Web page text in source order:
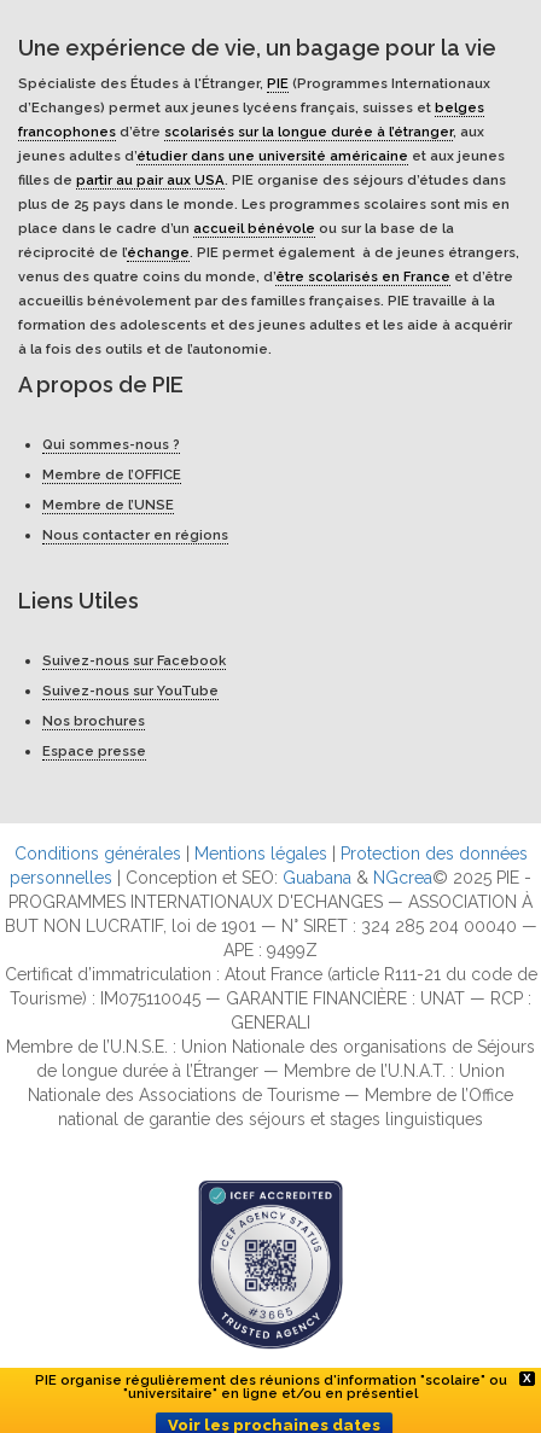
Une expérience de vie, un bagage pour la vie
Spécialiste des Études à l'Étranger, PIE (Programmes Internationaux
d’Echanges) permet aux jeunes lycéens français, suisses et belges
francophones d’être scolarisés sur la longue durée à l’étranger, aux
jeunes adultes d’étudier dans une université américaine et aux jeunes
filles de partir au pair aux USA. PIE organise des séjours d’études dans
plus de 25 pays dans le monde. Les programmes scolaires sont mis en
place dans le cadre d’un accueil bénévole ou sur la base de la
réciprocité de l’échange. PIE permet également à de jeunes étrangers,
venus des quatre coins du monde, d’être scolarisés en France et d’être
accueillis bénévolement par des familles françaises. PIE travaille à la
formation des adolescents et des jeunes adultes et les aide à acquérir
à la fois des outils et de l’autonomie.
A propos de PIE
Qui sommes-nous ?
Membre de l’OFFICE
Membre de l’UNSE
Nous contacter en régions
Liens Utiles
Suivez-nous sur Facebook
Suivez-nous sur YouTube
Nos brochures
Espace presse
Conditions générales Mentions légales
Protection des données
personnelles | Conception et SEO: Guabana & NGcrea© 2025 PIE -
PROGRAMMES INTERNATIONAUX D'ECHANGES — ASSOCIATION À
BUT NON LUCRATIF, loi de 1901 — N° SIRET : 324 285 204 00040 —
APE : 9499Z
Certificat d’immatriculation : Atout France (article R111-21 du code de
Tourisme) : IM075110045 — GARANTIE FINANCIÈRE : UNAT — RCP :
GENERALI
Membre de l’U.N.S.E. : Union Nationale des organisations de Séjours
de longue durée à l’Étranger — Membre de l’U.N.A.T. : Union
Nationale des Associations de Tourisme — Membre de l’Office
national de garantie des séjours et stages linguistiques
X
PIE organise régulièrement des réunions d'information "scolaire" ou
"universitaire" en ligne et/ou en présentiel
Voir les prochaines dates